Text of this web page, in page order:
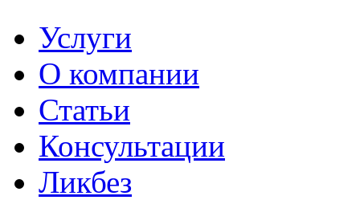
Услуги
О компании
Статьи
Консультации
Ликбез